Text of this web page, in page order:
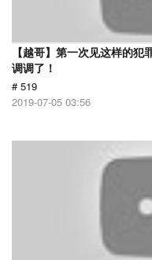
【越哥】第一次见这样的
调调了！
# 519
2019-07-05 03:56